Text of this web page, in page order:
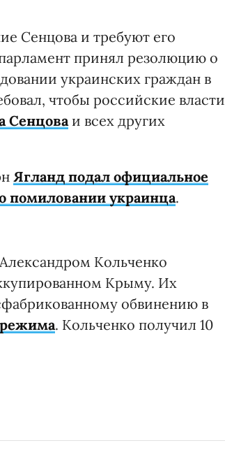
Сенцова и требуют его
принял резолюцию о
украинских граждан в
чтобы российские власти
Сенцова и всех других
Ягланд подал официальное
помиловании украинца.
Кольченко
Крыму. Их
обвинению в
режима. Кольченко получил 10